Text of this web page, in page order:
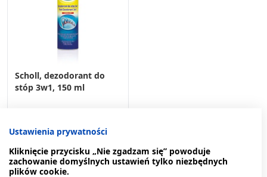
Scholl, dezodorant do
stóp 3w1, 150 ml
Ustawienia prywatności
Kliknięcie przycisku „Nie zgadzam się” powoduje
zachowanie domyślnych ustawień tylko niezbędnych
plików cookie.